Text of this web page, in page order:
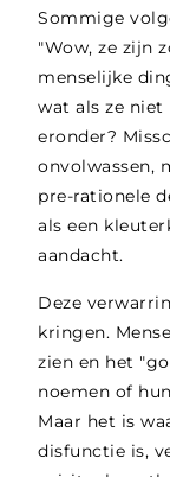
Sommige
"Wow, ze zijn
menselijke
wat als ze niet
eronder?
onvolwassen,
pre-rationele
als een
aandacht.
Deze
kringen.
zien en het
noemen of
Maar het is
disfunctie is,